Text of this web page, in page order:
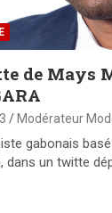
de Mays
Modérateur
gabonais
dans un twitte